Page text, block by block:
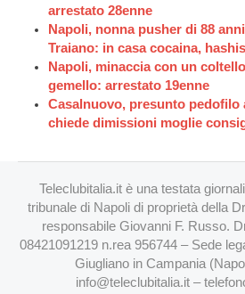
arrestato 28enne
Napoli, nonna pusher di 88
Traiano: in casa cocaina,
Napoli, minaccia con un
gemello: arrestato 19enne
Casalnuovo, presunto
chiede dimissioni moglie
Teleclubitalia.it è una testata
tribunale di Napoli di proprietà della
responsabile Giovanni F. Russo.
08421091219 n.rea 956744 – Sede
Giugliano in Campania
info@teleclubitalia.it–